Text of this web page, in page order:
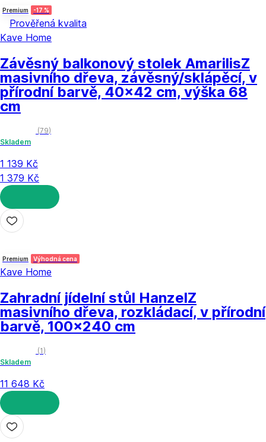
Premium -17 %
Prověřená kvalita
Kave Home
Závěsný balkonový stolek AmarilisZ
masivního dřeva, závěsný/sklápěcí, v
přírodní barvě, 40x42 cm, výška 68
cm
(79)
Skladem
1 139 Kč
1 379 Kč
DO KOŠÍKU
Premium Výhodná cena
Kave Home
Zahradní jídelní stůl HanzelZ
masivního dřeva, rozkládací, v přírodní
barvě, 100x240 cm
(1 )
Skladem
11 648 Kč
DO KOŠÍKU